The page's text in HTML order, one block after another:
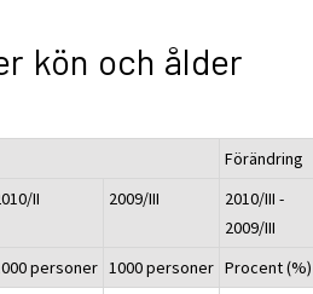
kön och ålder
Förändring
II 2009/III
2010/III -
2009/III
personer 1000 personer Procent (%)